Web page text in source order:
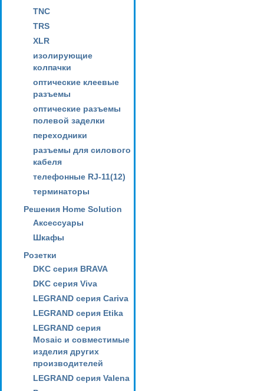
TNC
TRS
XLR
изолирующие
колпачки
оптические клеевые
разъемы
оптические разъемы
полевой заделки
переходники
разъемы для силового
кабеля
телефонные RJ-11(12)
терминаторы
Решения Home Solution
Аксессуары
Шкафы
Розетки
DKC серия BRAVA
DKC серия Viva
LEGRAND серия Cariva
LEGRAND серия Etika
LEGRAND серия
Mosaic и совместимые
изделия других
производителей
LEGRAND серия Valena